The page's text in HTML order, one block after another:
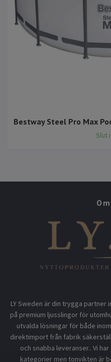
Bestway Steel Pro Max
Slut
LY Sweden är din trygga partner
på premium ljusslingor för
utvalda lösningar för både
direktimport från fabrik
och snabba leveranser.. Vi
kategorier men tonvikten är